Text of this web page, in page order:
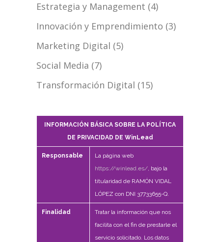
Estrategia y Management (4)
Innovación y Emprendimiento (3)
Marketing Digital (5)
Social Media (7)
Transformación Digital (15)
INFORMACIÓN BÁSICA SOBRE LA POLÍTICA
DE PRIVACIDAD DE WinLead
Responsable
La página web
https://winlead.es/, bajo la
titularidad de RAMÓN VIDAL
LÓPEZ con DNI 37733655-Q.
Finalidad
Tratar la información que nos
facilita con el fin de prestarle el
servicio solicitado. Los datos